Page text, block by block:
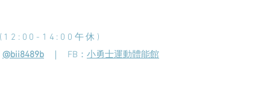
14:00午休)
@bii8489b ｜ FB ： 小勇士運動體能館